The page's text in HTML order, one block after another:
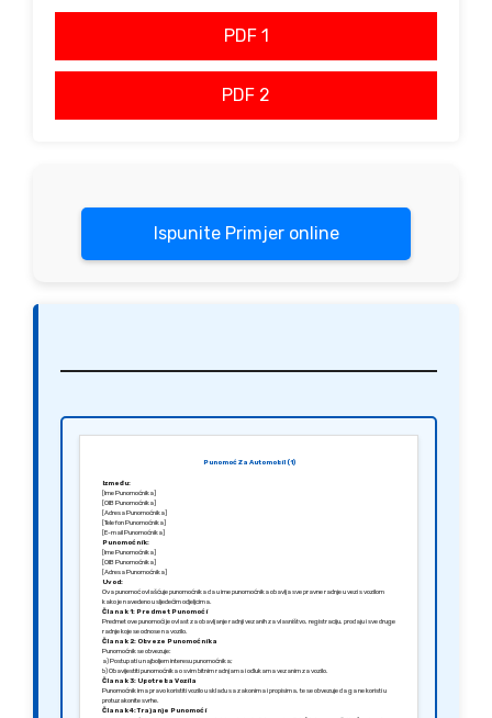
PDF 1
PDF 2
Ispunite Primjer online
Punomoć Za Automobil (1)
Između:
[Ime Punomoćnika]
[OIB Punomoćnika]
[Adresa Punomoćnika]
[Telefon Punomoćnika]
[E-mail Punomoćnika]
Punomoćnik:
[Ime Punomoćnika]
[OIB Punomoćnika]
[Adresa Punomoćnika]
Uvod:
Ova punomoć ovlašćuje punomoćnika da u ime punomoćnika obavlja sve pravne radnje u vezi s vozilom
kako je navedeno u sljedećim odjeljcima.
Članak 1: Predmet Punomoći
Predmet ove punomoći je ovlast za obavljanje radnji vezanih za vlasništvo, registraciju, prodaju i sve druge
radnje koje se odnose na vozilo.
Članak 2: Obveze Punomoćnika
Punomoćnik se obvezuje:
a) Postupati u najboljem interesu punomoćnika;
b) Obavijestiti punomoćnika o svim bitnim radnjama i odlukama vezanim za vozilo.
Članak 3: Upotreba Vozila
Punomoćnik ima pravo koristiti vozilo u skladu sa zakonima i propisima, te se obvezuje da ga ne koristi u
protuzakonite svrhe.
Članak 4: Trajanje Punomoći